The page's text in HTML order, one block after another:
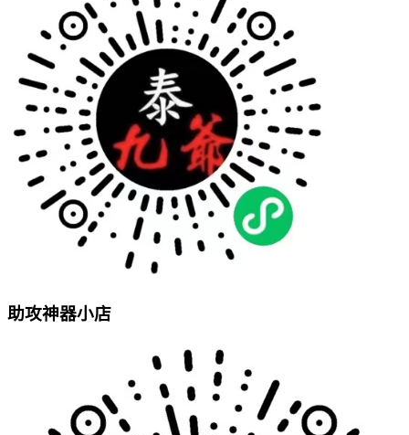
助攻神器小店